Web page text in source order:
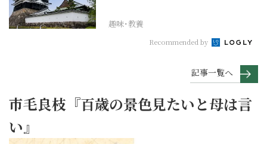
趣味･教養
Recommended by
記事一覧へ
市毛良枝『百歳の景色見たいと母は言
い』